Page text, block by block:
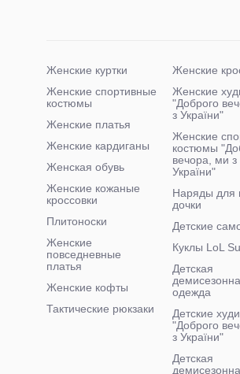
Женские куртки
Женские спортивные
костюмы
Женские платья
Женские кардиганы
Женская обувь
Женские кожаные
кроссовки
Плитоноски
Женские
повседневные
платья
Женские кофты
Тактические рюкзаки
Женские
Женские
"Доброго
з України"
Женские
костюмы
вечора, ми з
України"
Наряды для
дочки
Детские
Куклы LoL
Детская
одежда
Детские худи
"Доброго
з України"
Детская